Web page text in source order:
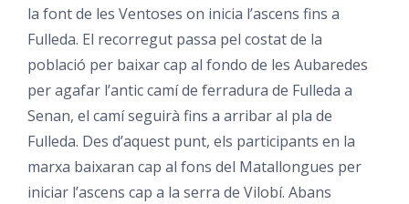
la font de les Ventoses on inicia l’ascens fins a
Fulleda. El recorregut passa pel costat de la
població per baixar cap al fondo de les Aubaredes
per agafar l’antic camí de ferradura de Fulleda a
Senan, el camí seguirà fins a arribar al pla de
Fulleda. Des d’aquest punt, els participants en la
marxa baixaran cap al fons del Matallongues per
iniciar l’ascens cap a la serra de Vilobí. Abans